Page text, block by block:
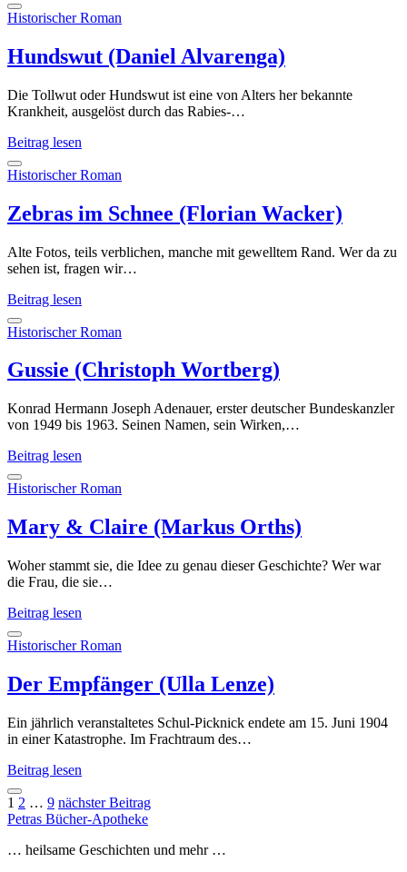
Tag
Davies)
Historischer Roman
Hundswut (Daniel Alvarenga)
Die Tollwut oder Hundswut ist eine von Alters her bekannte
Krankheit, ausgelöst durch das Rabies-…
Beitrag lesen
Alvarenga)
Historischer Roman
Zebras im Schnee (Florian Wacker)
Alte Fotos, teils verblichen, manche mit gewelltem Rand. Wer da zu
sehen ist, fragen wir…
Beitrag lesen
Schnee
Wacker)
Historischer Roman
Gussie (Christoph Wortberg)
Konrad Hermann Joseph Adenauer, erster deutscher Bundeskanzler
von 1949 bis 1963. Seinen Namen, sein Wirken,…
Beitrag lesen
Wortberg)
Historischer Roman
Mary & Claire (Markus Orths)
Woher stammt sie, die Idee zu genau dieser Geschichte? Wer war
die Frau, die sie…
Beitrag lesen
Claire
Orths)
Historischer Roman
Der Empfänger (Ulla Lenze)
Ein jährlich veranstaltetes Schul-Picknick endete am 15. Juni 1904
in einer Katastrophe. Im Frachtraum des…
Beitrag lesen
(Ulla
Lenze)
Seitennummerierung
der
Beiträge
1 2 … 9 nächster Beitrag
Petras Bücher-Apotheke
… heilsame Geschichten und mehr …